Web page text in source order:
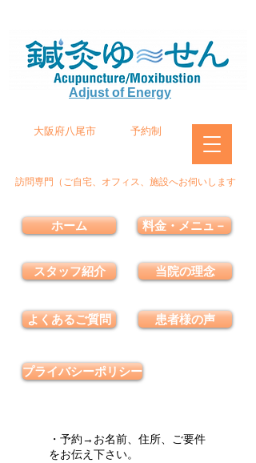
Adjust of Energy
大阪府八尾市 予約制
訪問専門（ご自宅、オフィス、施設へお伺いします
ホーム
スタッフ紹介
よくあるご質問
料金・メニュ－
当院の理念
患者様の声
プライバシーポリシー
・予約→お名前、住所、ご要件
をお伝え下さい。